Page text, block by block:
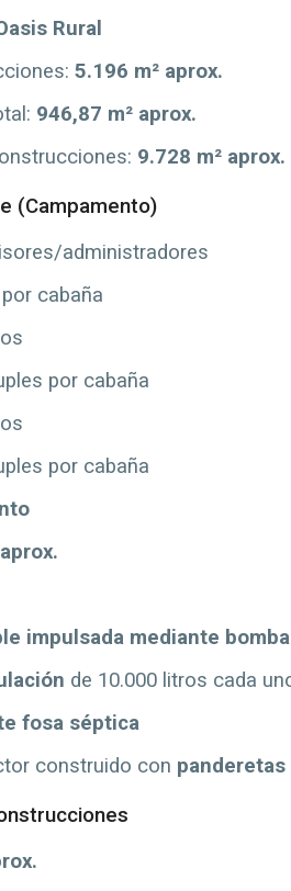
Rural
5.196 m² aprox.
946,87 m² aprox.
9.728 m² aprox.
(Campamento)
administradores
cabaña
por cabaña
por cabaña
impulsada mediante
de 10.000 litros cada
fosa séptica
construido con panderetas